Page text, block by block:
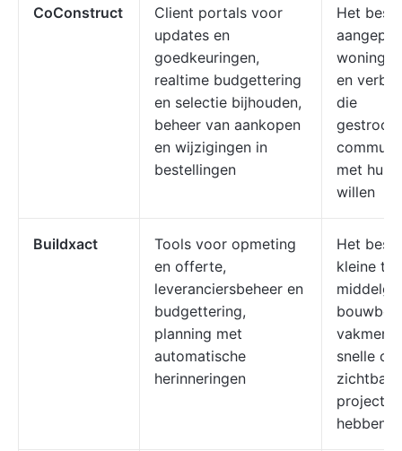
CoConstruct
Client portals voor
updates en
goedkeuringen,
realtime budgettering
en selectie bijhouden,
beheer van aankopen
en wijzigingen in
bestellingen
Het
en
die
met hun
willen
Buildxact
Tools voor opmeting
en offerte,
leveranciersbeheer en
budgettering,
planning met
automatische
herinneringen
Het
kleine tot
snelle
hebben